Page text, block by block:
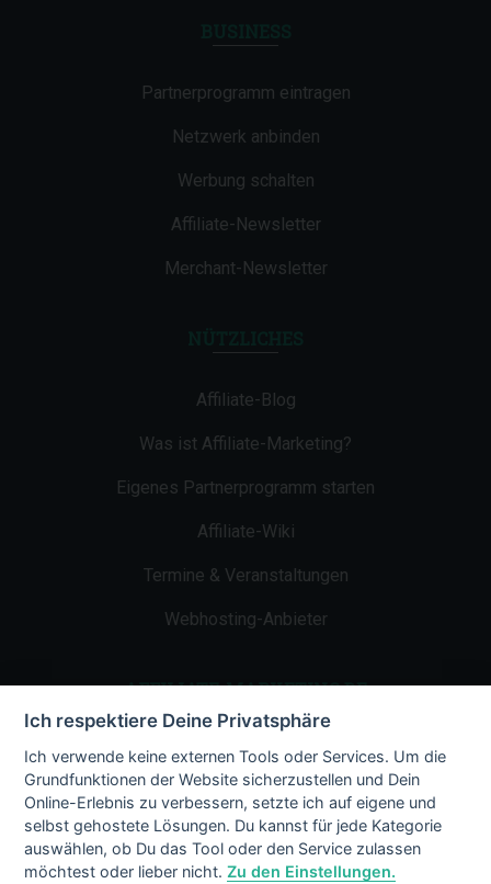
Partnerprogramm eintragen
Netzwerk anbinden
Werbung schalten
Affiliate-Newsletter
Merchant-Newsletter
Affiliate-Blog
Was ist Affiliate-Marketing?
Eigenes Partnerprogramm starten
Affiliate-Wiki
Termine & Veranstaltungen
Webhosting-Anbieter
AFFILIATE-MARKETING.DE
Impressum
Kontakt
Datenschutz
Ich respektiere Deine Privatsphäre
Ich verwende keine externen Tools oder Services. Um die
Grundfunktionen der Website sicherzustellen und Dein
Online-Erlebnis zu verbessern, setzte ich auf eigene und
selbst gehostete Lösungen. Du kannst für jede Kategorie
auswählen, ob Du das Tool oder den Service zulassen
möchtest oder lieber nicht.Zu den Einstellungen.